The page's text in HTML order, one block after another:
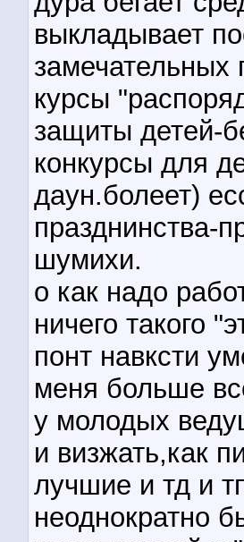
выкладывает
замечательных
курсы
защиты детей-
конкурсы для
даун.болеет)
празднинства-
шумихи.
о как надо
ничего такого
понт навксти
меня больше
у молодых
и визжать,как
лучшие и тд и
неоднократно